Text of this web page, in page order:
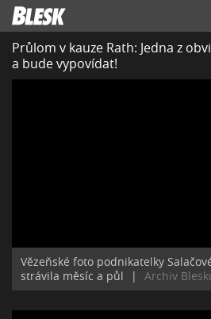
Průlom v kauze Rath: Jedna z
a bude vypovídat!
Vězeňské foto podnikatelky
strávila měsíc a půl
| Archiv